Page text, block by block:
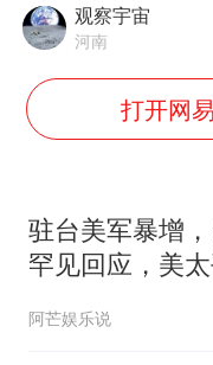
观察宇宙
河南
打开网
驻台美军暴增
罕见回应，美
阿芒娱乐说